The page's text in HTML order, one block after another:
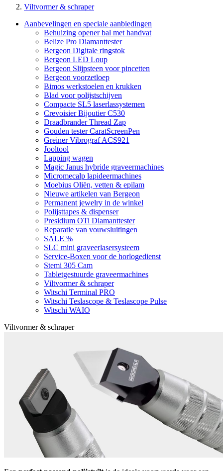
Viltvormer & schraper
Aanbevelingen en speciale aanbiedingen
Behuizing opener bal met handvat
Belize Pro Diamanttester
Bergeon Digitale ringstok
Bergeon LED Loup
Bergeon Slijpsteen voor pincetten
Bergeon voorzetloep
Bimos werkstoelen en krukken
Blad voor polijstschijven
Compacte SL5 laserlassystemen
Crevoisier Bijoutier C530
Draadbrander Thread Zap
Gouden tester CaratScreenPen
Greiner Vibrograf ACS921
Jooltool
Lapping wagen
Magic Janus hybride graveermachines
Micromecalp lapideermachines
Moebius Oliën, vetten & epilam
Nieuwe artikelen van Bergeon
Permanent jewelry in de winkel
Polijsttapes & dispenser
Presidium OTi Diamanttester
Reparatie van vouwsluitingen
SALE %
SLC mini graveerlasersysteem
Service-Boxen voor de horlogedienst
Stemi 305 Cam
Tabletgestuurde graveermachines
Viltvormer & schraper
Witschi Terminal PRO
Witschi Teslascope & Teslascope Pulse
Witschi WAIO
Viltvormer & schraper